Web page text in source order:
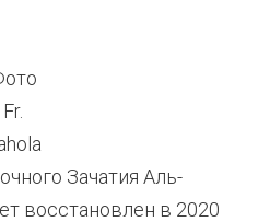
Fr.
Зачатия Аль-
восстановлен в 2020